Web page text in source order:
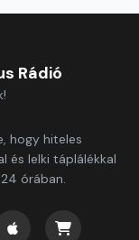
Rádió
hogy hiteles
és lelki táplálékkal
órában.